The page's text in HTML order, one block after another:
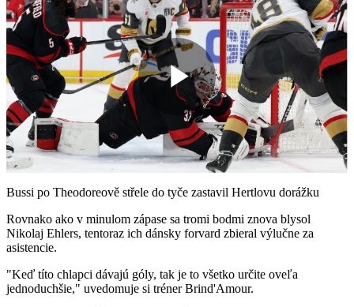
Play
Video
Bussi po Theodoreově střele do tyče zastavil Hertlovu dorážku
Rovnako ako v minulom zápase sa tromi bodmi znova blysol
Nikolaj Ehlers, tentoraz ich dánsky forvard zbieral výlučne za
asistencie.
"Keď títo chlapci dávajú góly, tak je to všetko určite oveľa
jednoduchšie," uvedomuje si tréner Brind'Amour.